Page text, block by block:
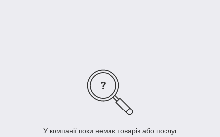
У компанії поки немає товарів або послуг